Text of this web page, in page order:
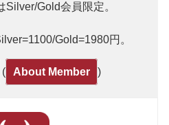
Gold会員限定。
Gold=1980円。
( About Member )